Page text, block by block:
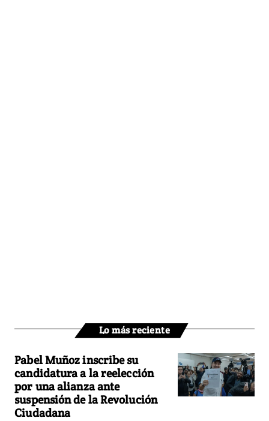
Lo más reciente
Pabel Muñoz inscribe su
candidatura a la reelección
por una alianza ante
suspensión de la Revolución
Ciudadana